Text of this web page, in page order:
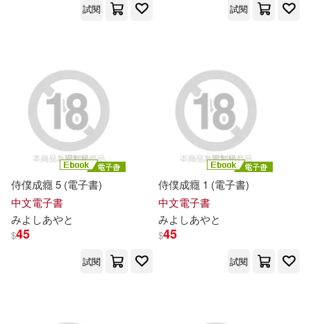
試閱 試閱
侍僕成癮 5 (電子書)
中文電子書
みよ しあやと
$45
試閱
侍僕成癮 1 (電子書)
中文電子書
みよ しあやと
$45
試閱